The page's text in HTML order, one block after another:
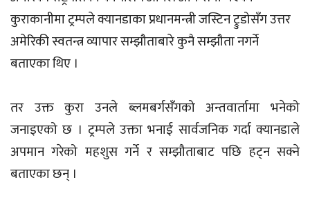
कुराकानीमा ट्रम्पले क्यानडाका प्रधानमन्त्री जस्टिन ट्रुडोसँग उत्तर
अमेरिकी स्वतन्त्र व्यापार सम्झौताबारे कुनै सम्झौता नगर्ने
बताएका थिए ।
तर उक्त कुरा उनले ब्लमबर्गसँगको अन्तवार्तामा भनेको
जनाइएको छ । ट्रम्पले उक्ता भनाई सार्वजनिक गर्दा क्यानडाले
अपमान गरेको महशुस गर्ने र सम्झौताबाट पछि हट्न सक्ने
बताएका छन् ।